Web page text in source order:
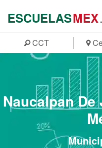
ESCUELASMEX
CCT
Naucalpan